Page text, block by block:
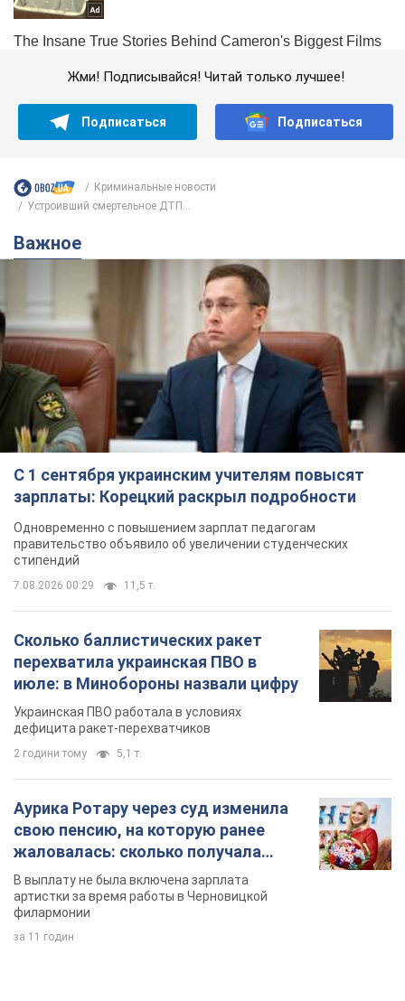
Жми! Подписывайся! Читай только лучшее!
Подписаться Подписаться
Криминальные новости
Устроивший смертельное ДТП...
Важное
С 1 сентября украинским учителям повысят
зарплаты: Корецкий раскрыл подробности
Одновременно с повышением зарплат педагогам
правительство объявило об увеличении студенческих
стипендий
7.08.2026 00:29 11,5 т.
Сколько баллистических ракет
перехватила украинская ПВО в
июле: в Минобороны назвали цифру
Украинская ПВО работала в условиях
дефицита ракет-перехватчиков
2 години тому 5,1 т.
Аурика Ротару через суд изменила
свою пенсию, на которую ранее
жаловалась: сколько получала
певица
В выплату не была включена зарплата
артистки за время работы в Черновицкой
филармонии
за 11 годин